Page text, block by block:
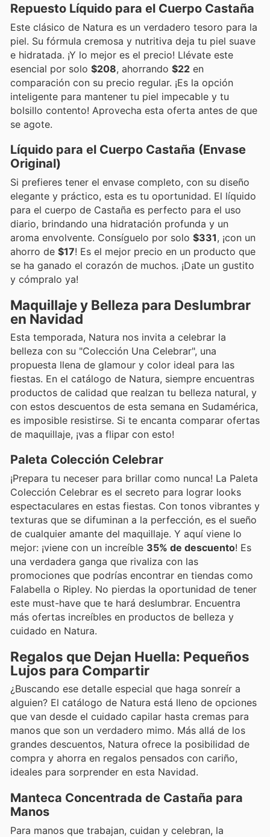
Repuesto Líquido para el Cuerpo Castaña
Este clásico de Natura es un verdadero tesoro para la
piel. Su fórmula cremosa y nutritiva deja tu piel suave
e hidratada. ¡Y lo mejor es el precio! Llévate este
esencial por solo $208, ahorrando $22 en
comparación con su precio regular. ¡Es la opción
inteligente para mantener tu piel impecable y tu
bolsillo contento! Aprovecha esta oferta antes de que
se agote.
Líquido para el Cuerpo Castaña (Envase
Original)
Si prefieres tener el envase completo, con su diseño
elegante y práctico, esta es tu oportunidad. El líquido
para el cuerpo de Castaña es perfecto para el uso
diario, brindando una hidratación profunda y un
aroma envolvente. Consíguelo por solo $331, ¡con un
ahorro de $17! Es el mejor precio en un producto que
se ha ganado el corazón de muchos. ¡Date un gustito
y cómpralo ya!
Maquillaje y Belleza para Deslumbrar
en Navidad
Esta temporada, Natura nos invita a celebrar la
belleza con su "Colección Una Celebrar", una
propuesta llena de glamour y color ideal para las
fiestas. En el catálogo de Natura, siempre encuentras
productos de calidad que realzan tu belleza natural, y
con estos descuentos de esta semana en Sudamérica,
es imposible resistirse. Si te encanta comparar ofertas
de maquillaje, ¡vas a flipar con esto!
Paleta Colección Celebrar
¡Prepara tu neceser para brillar como nunca! La Paleta
Colección Celebrar es el secreto para lograr looks
espectaculares en estas fiestas. Con tonos vibrantes y
texturas que se difuminan a la perfección, es el sueño
de cualquier amante del maquillaje. Y aquí viene lo
mejor: ¡viene con un increíble 35% de descuento! Es
una verdadera ganga que rivaliza con las
promociones que podrías encontrar en tiendas como
Falabella o Ripley. No pierdas la oportunidad de tener
este must-have que te hará deslumbrar. Encuentra
más ofertas increíbles en productos de belleza y
cuidado en Natura.
Regalos que Dejan Huella: Pequeños
Lujos para Compartir
¿Buscando ese detalle especial que haga sonreír a
alguien? El catálogo de Natura está lleno de opciones
que van desde el cuidado capilar hasta cremas para
manos que son un verdadero mimo. Más allá de los
grandes descuentos, Natura ofrece la posibilidad de
compra y ahorra en regalos pensados con cariño,
ideales para sorprender en esta Navidad.
Manteca Concentrada de Castaña para
Manos
Para manos que trabajan, cuidan y celebran, la